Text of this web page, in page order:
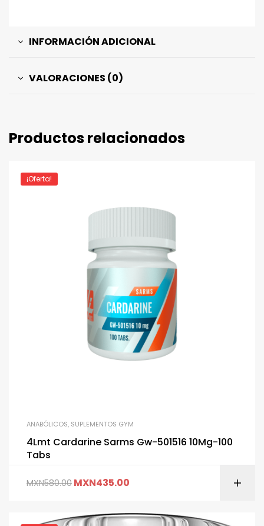
INFORMACIÓN ADICIONAL
VALORACIONES (0)
Productos relacionados
¡Oferta!
ANABÓLICOS, SUPLEMENTOS GYM
4Lmt Cardarine Sarms Gw-501516 10Mg-100
Tabs
MXN580.00 MXN435.00